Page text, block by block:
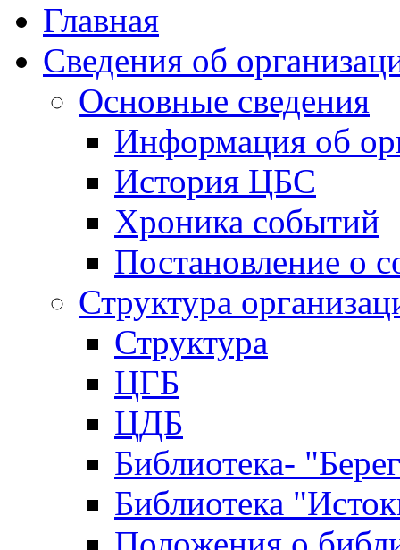
Главная
Сведения об
Основные сведения
Информация об
История ЦБС
Хроника событий
Постановление о
Структура
Структура
ЦГБ
ЦДБ
Библиотека-
Библиотека